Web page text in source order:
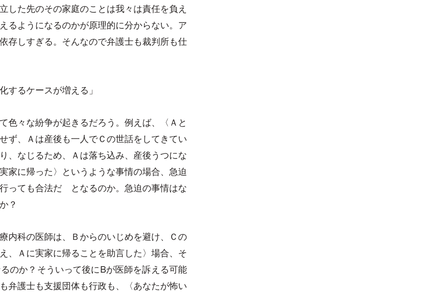
した先のその家庭のことは我々は責任を負え
るようになるのかが原理的に分からない。ア
存しすぎる。そんなので弁護士も裁判所も仕
するケースが増える」
色々な紛争が起きるだろう。例えば、〈Ａと
ず、Ａは産後も一人でＣの世話をしてきてい
、なじるため、Ａは落ち込み、産後うつにな
家に帰った〉というような事情の場合、急迫
っても合法だ となるのか。急迫の事情はな
？
内科の医師は、Ｂからのいじめを避け、Ｃの
、Ａに実家に帰ることを助言した〉場合、そ
のか？そういって後にBが医師を訴える可能
弁護士も支援団体も行政も、〈あなたが怖い